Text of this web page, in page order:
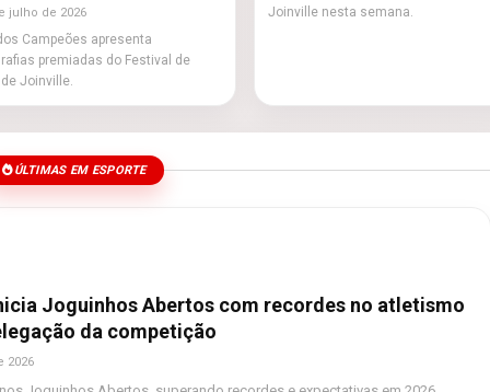
julho de 2026
Campeões apresenta
premiadas do Festival de
Joinville.
Joinville nesta semana.
ÚLTIMAS EM ESPORTE
Joguinhos Abertos com recordes no atletismo
da competição
2026